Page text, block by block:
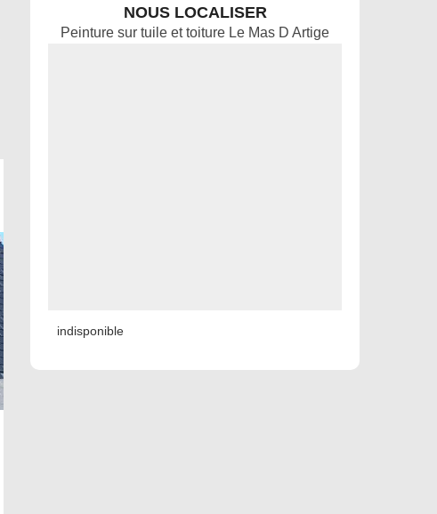
NOUS LOCALISER
Peinture sur tuile et toiture Le Mas D Artige
indisponible